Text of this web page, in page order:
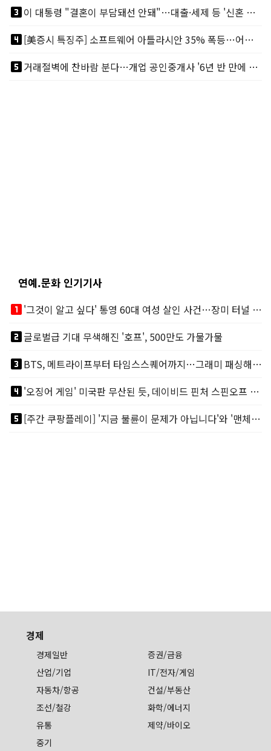
looks_3
이 대통령 "결혼이 부담돼선 안돼"…대출·세제 등 '신혼 걸림돌' 제거
looks_4
[美증시 특징주] 소프트웨어 아틀라시안 35% 폭등…어닝서프, 투자의견 줄줄이 상향
looks_5
거래절벽에 찬바람 분다…개업 공인중개사 '6년 반 만에 최저'
연예.문화 인기기사
looks_one
'그것이 알고 싶다' 통영 60대 여성 살인 사건…장미 터널 아래 킬러, 누구냐 넌?
looks_two글로벌급 기대 무색해진 '호프', 500만도 가물가물
looks_3
BTS, 메트라이프부터 타임스스퀘어까지…그래미 패싱해도 미 대륙 꿀꺽
looks_4
'오징어 게임' 미국판 무산된 듯, 데이비드 핀처 스핀오프 철회
looks_5
[주간 쿠팡플레이] '지금 불륜이 문제가 아닙니다'와 '맨체스터 시티 VS 아틀레티코 마드리드 빅매치'
경제
경제일반
증권/금융
산업/기업
IT/전자/게임
자동차/항공
건설/부동산
조선/철강
화학/에너지
유통
제약/바이오
중기